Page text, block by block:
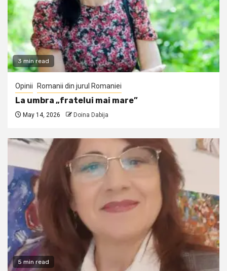
3 min read
Opinii Romanii din jurul Romaniei
La umbra „fratelui mai mare”
May 14, 2026 Doina Dabija
5 min read